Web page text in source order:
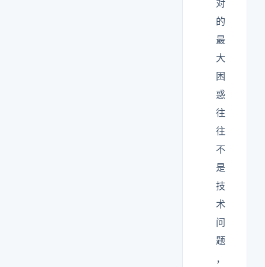
对
的
最
大
困
惑
往
往
不
是
技
术
问
题
，